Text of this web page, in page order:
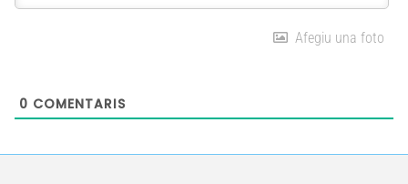
Afegiu una foto
0 COMENTARIS